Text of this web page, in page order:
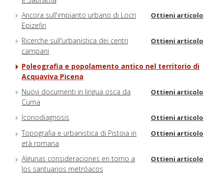
Ancora sull'impianto urbano di Locri
Epizefiri
Ottieni articolo
Ricerche sull'urbanistica dei centri
campani
Ottieni articolo
Poleografia e popolamento antico nel territorio di
Acquaviva Picena
Nuovi documenti in lingua osca da
Cuma
Ottieni articolo
Iconodiagnosis Ottieni articolo
Topografia e urbanistica di Pistoia in
età romana
Ottieni articolo
Algunas consideraciones en torno a
los santuarios metróacos
Ottieni articolo